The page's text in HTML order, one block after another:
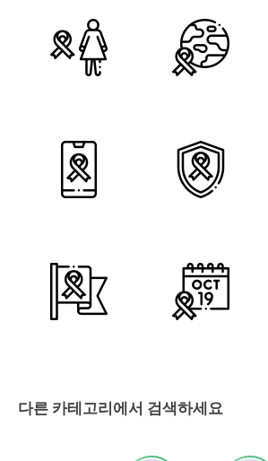
다른 카테고리에서 검색하세요